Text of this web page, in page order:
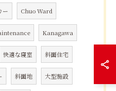
ー Chuo Ward
Kanagawa
快適な寝室 斜面住宅
斜面地 大型施設